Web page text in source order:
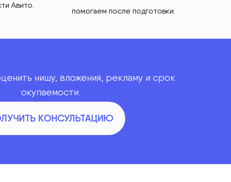
Авито.
помогаем после подготовки.
нишу, вложения, рекламу и срок
окупаемости.
КОНСУЛЬТАЦИЮ